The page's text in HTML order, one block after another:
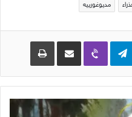
مديوغورييه
Telegram
Viber مشاركة عبر البريد طباعة